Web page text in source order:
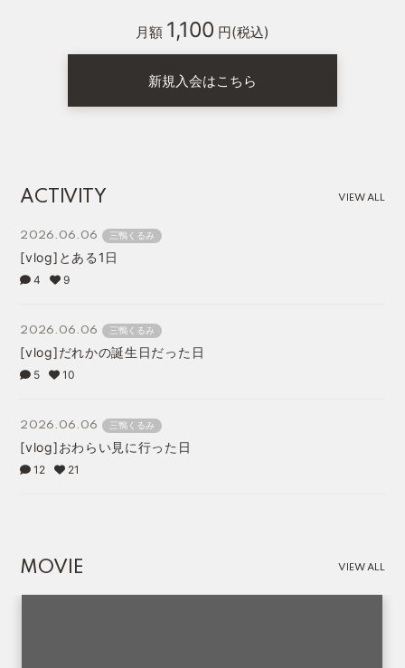
月額 1,100 円(税込)
新規入会はこちら
ACTIVITY VIEW ALL
2026.06.06 三鴨くるみ
[vlog]とある1日
4 9
2026.06.06 三鴨くるみ
[vlog]だれかの誕生日だった日
5 10
2026.06.06 三鴨くるみ
[vlog]おわらい見に行った日
12 21
MOVIE VIEW ALL